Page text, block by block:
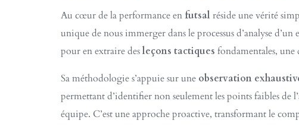
Au cœur de la performance en futsal réside une vérité
unique de nous immerger dans le processus d’analyse
pour en extraire desleçons tactiques fondamentales, une
Sa méthodologie s’appuie sur une observation
permettant d’identifier non seulement les points faibles de
équipe. C’est une approche proactive, transformant le